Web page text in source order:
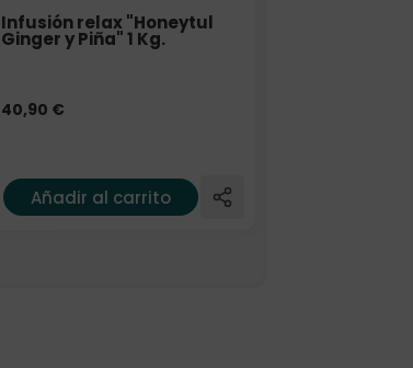
Infusión relax "Honeytul
Ginger y Piña" 1 Kg.
40,90 €
Añadir al carrito